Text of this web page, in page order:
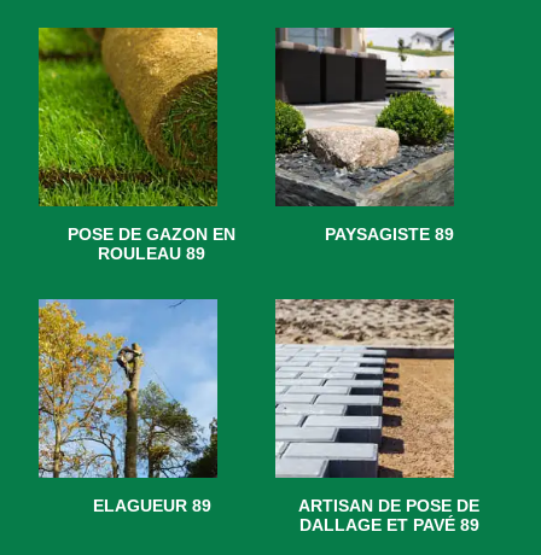
POSE DE GAZON EN
ROULEAU 89
PAYSAGISTE 89
ELAGUEUR 89
ARTISAN DE POSE DE
DALLAGE ET PAVÉ 89